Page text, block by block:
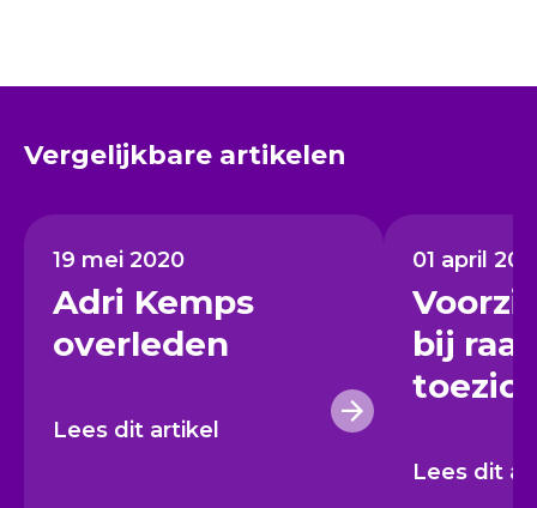
Vergelijkbare artikelen
19 mei 2020
Adri Kemps
overleden
Lees dit artikel
01 april
bij
Lees dit